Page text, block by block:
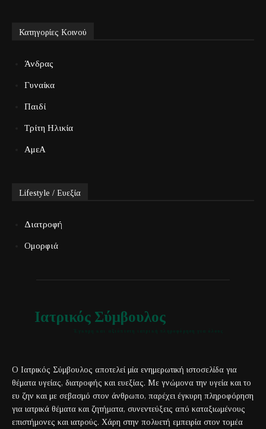
Κατηγορίες Κοινού
Άνδρας
Γυναίκα
Παιδί
Τρίτη Ηλικία
ΑμεΑ
Lifestyle / Ευεξία
Διατροφή
Ομορφιά
Ιατρικός Σύμβουλος
Ο Ιατρικός Σύμβουλος αποτελεί μία ενημερωτική ιστοσελίδα για
θέματα υγείας, διατροφής και ευεξίας. Με γνώμονα την υγεία και το
ευ ζην και με σεβασμό στον άνθρωπο, παρέχει έγκυρη πληροφόρηση
για ιατρικά θέματα και ζητήματα, συνεντεύξεις από καταξιωμένους
επιστήμονες και ιατρούς. Χάρη στην πολυετή εμπειρία στον τομέα